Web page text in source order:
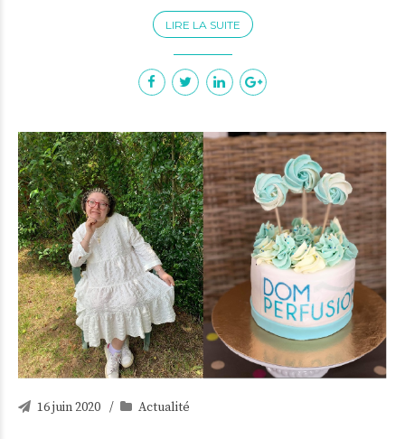
LIRE LA SUITE
16 juin 2020 Actualité